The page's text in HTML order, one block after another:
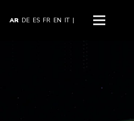
|
IT
EN
FR
ES
DE
AR